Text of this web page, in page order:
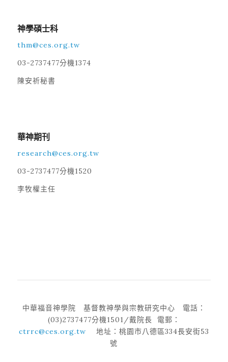
神學碩士科
thm@ces.org.tw
03-2737477分機1374
陳安祈秘書
華神期刊
research@ces.org.tw
03-2737477分機1520
李牧權主任
中華福音神學院 基督教神學與宗教研究中心 電話：
(03)2737477分機1501/戴院長 電郵：
ctrrc@ces.org.tw 地址：桃園市八德區334長安街53
號